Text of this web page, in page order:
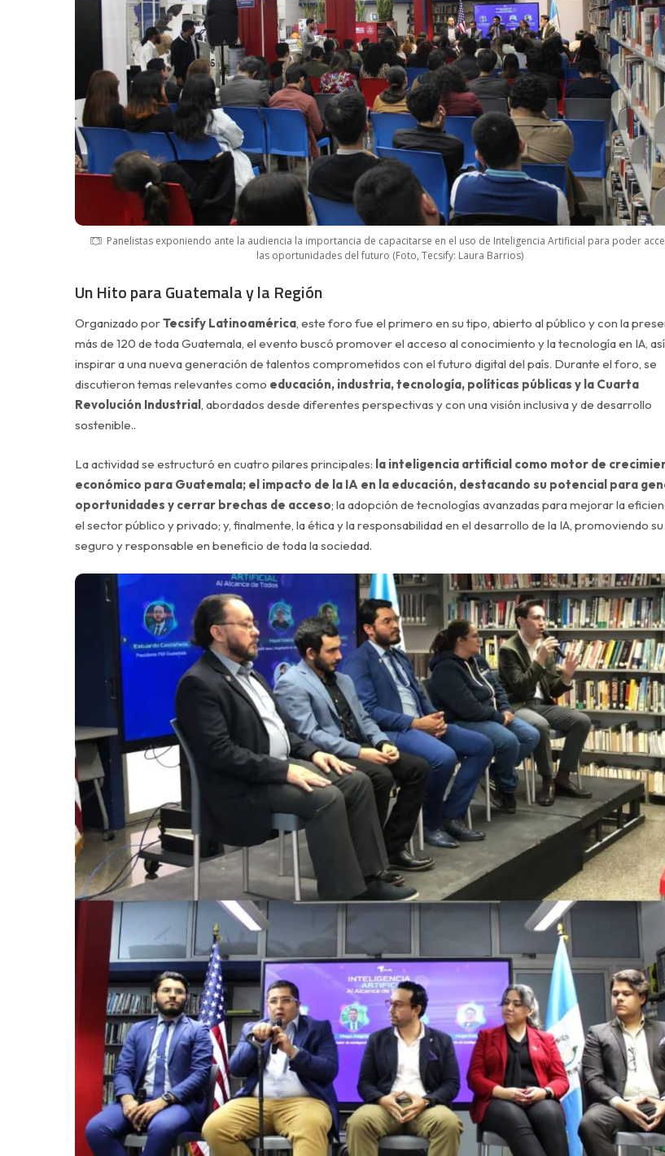
Panelistas exponiendo ante la audiencia la importancia de capacitarse en el uso de Inteligencia Artificial para poder
las oportunidades del futuro (Foto, Tecsify: Laura Barrios)
Un Hito para Guatemala y la Región
Organizado porTecsify Latinoamérica, este foro fue el primero en su tipo, abierto al público y con la
más de 120 de toda Guatemala, el evento buscó promover el acceso al conocimiento y la tecnología en IA,
inspirar a una nueva generación de talentos comprometidos con el futuro digital del país. Durante el foro, se
discutieron temas relevantes como educación, industria, tecnología, políticas públicas y la Cuarta
Revolución Industrial , abordados desde diferentes perspectivas y con una visión inclusiva y de desarrollo
sostenible..
La actividad se estructuró en cuatro pilares principales: la inteligencia artificial como motor de
económico para Guatemala; el impacto de la IA en la educación, destacando su potencial para
oportunidades y cerrar brechas de acceso; la adopción de tecnologías avanzadas para mejorar la
el sector público y privado; y, finalmente, la ética y la responsabilidad en el desarrollo de la IA, promoviendo su
seguro y responsable en beneficio de toda la sociedad.